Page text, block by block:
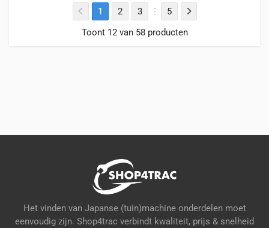
1 2 3
5
Toont 12 van 58 producten
Het vinden van Japanse (tuin)machine onderdelen moet
eenvoudig zijn. Shop4trac verbindt kwaliteit, prijs & snelheid